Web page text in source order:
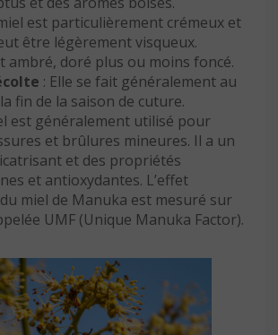
est particulièrement crémeux et
être légèrement visqueux.
ambré, doré plus ou moins foncé.
: Elle se fait généralement au
fin de la saison de cuture.
est généralement utilisé pour
et brûlures mineures. Il a un
et des propriétés
et antioxydantes. L’effet
miel de Manuka est mesuré sur
UMF (Unique Manuka Factor).